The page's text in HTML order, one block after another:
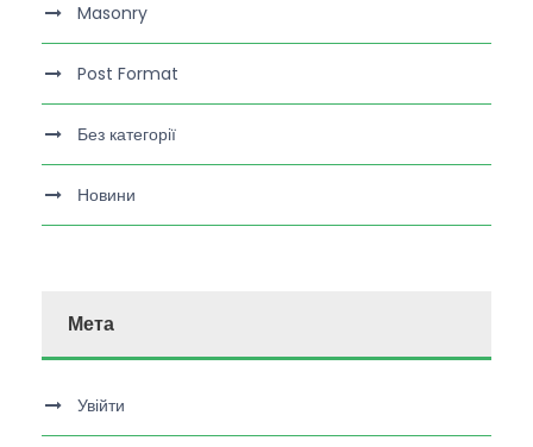
Masonry
Post Format
Без категорії
Новини
Мета
Увійти